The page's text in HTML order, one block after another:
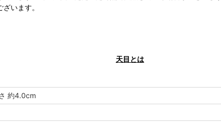
います。
天目とは
約4.0cm